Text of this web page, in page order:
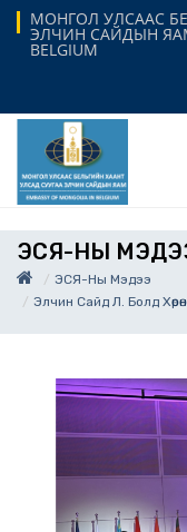
МОНГОЛ УЛСААС
ЭЛЧИН САЙДЫН ЯАМ
BELGIUM
ЭСЯ-НЫ
ЭСЯ-Ны Мэдээ
Элчин Сайд Л. Болд